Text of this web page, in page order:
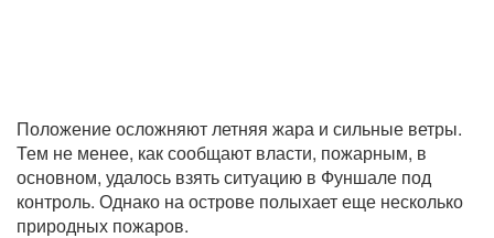
Положение осложняют летняя жара и сильные ветры.
Тем не менее, как сообщают власти, пожарным, в
основном, удалось взять ситуацию в Фуншале под
контроль. Однако на острове полыхает еще несколько
природных пожаров.